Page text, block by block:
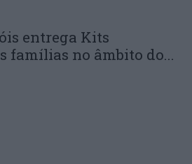
entrega Kits
famílias no âmbito do...